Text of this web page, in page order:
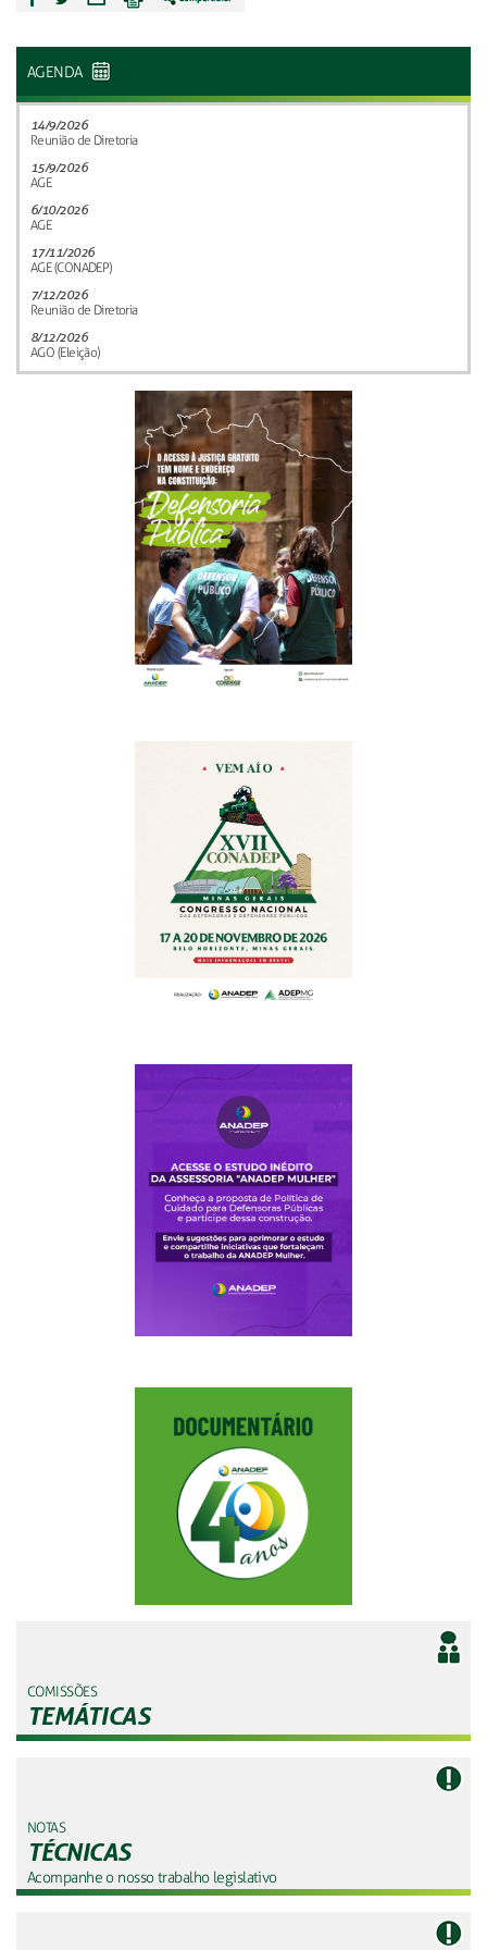
AGENDA
14/9/2026
Reunião de Diretoria
15/9/2026
AGE
6/10/2026
AGE
17/11/2026
AGE (CONADEP)
7/12/2026
Reunião de Diretoria
8/12/2026
AGO (Eleição)
COMISSÕES
TEMÁTICAS
NOTAS
TÉCNICAS
Acompanhe o nosso trabalho legislativo